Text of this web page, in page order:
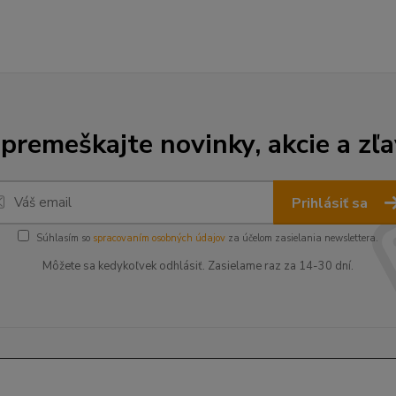
novinky, akcie a
Prihlásiť sa
Súhlasím so spracovaním osobných údajov za účelom zasielania newslettera.
Môžete sa kedykoľvek odhlásiť. Zasielame raz za 14-30 dní.